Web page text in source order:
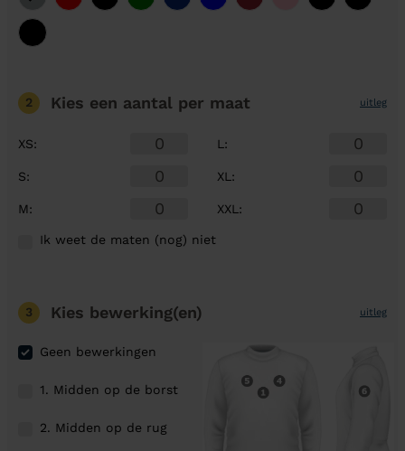
2 Kies een aantal per maat uitleg
XS:
S:
M:
L :
XL :
XXL :
Ik weet de maten (nog) niet
3 Kies bewerking(en) uitleg
Geen bewerkingen
1. Midden op de borst
2. Midden op de rug